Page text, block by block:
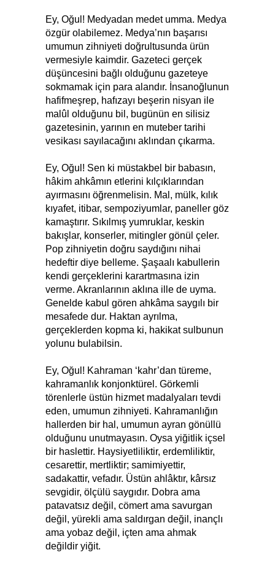
Ey, Oğul! Medyadan medet umma. Medya
özgür olabilemez. Medya’nın başarısı
umumun zihniyeti doğrultusunda ürün
vermesiyle kaimdir. Gazeteci gerçek
düşüncesini bağlı olduğunu gazeteye
sokmamak için para alandır. İnsanoğlunun
hafifmeşrep, hafızayı beşerin nisyan ile
malûl olduğunu bil, bugünün en silisiz
gazetesinin, yarının en muteber tarihi
vesikası sayılacağını aklından çıkarma.
Ey, Oğul! Sen ki müstakbel bir babasın,
hâkim ahkâmın etlerini kılçıklarından
ayırmasını öğrenmelisin. Mal, mülk, kılık
kıyafet, itibar, sempoziyumlar, paneller göz
kamaştırır. Sıkılmış yumruklar, keskin
bakışlar, konserler, mitingler gönül çeler.
Pop zihniyetin doğru saydığını nihai
hedeftir diye belleme. Şaşaalı kabullerin
kendi gerçeklerini karartmasına izin
verme. Akranlarının aklına ille de uyma.
Genelde kabul gören ahkâma saygılı bir
mesafede dur. Haktan ayrılma,
gerçeklerden kopma ki, hakikat sulbunun
yolunu bulabilsin.
Ey, Oğul! Kahraman ‘kahr’dan türeme,
kahramanlık konjonktürel. Görkemli
törenlerle üstün hizmet madalyaları tevdi
eden, umumun zihniyeti. Kahramanlığın
hallerden bir hal, umumun ayran gönüllü
olduğunu unutmayasın. Oysa yiğitlik içsel
bir haslettir. Haysiyetliliktir, erdemliliktir,
cesarettir, mertliktir; samimiyettir,
sadakattir, vefadır. Üstün ahlâktır, kârsız
sevgidir, ölçülü saygıdır. Dobra ama
patavatsız değil, cömert ama savurgan
değil, yürekli ama saldırgan değil, inançlı
ama yobaz değil, içten ama ahmak
değildir yiğit.